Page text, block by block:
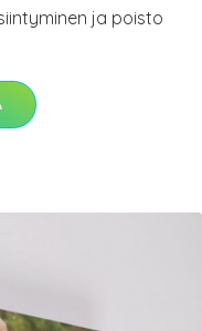
ja poisto